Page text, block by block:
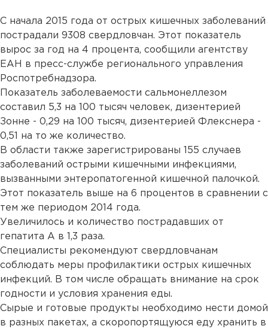
С начала 2015 года от острых кишечных заболеваний
пострадали 9308 свердловчан. Этот показатель
вырос за год на 4 процента, сообщили агентству
ЕАН в пресс-службе регионального управления
Роспотребнадзора.
Показатель заболеваемости сальмонеллезом
составил 5,3 на 100 тысяч человек, дизентерией
Зонне - 0,29 на 100 тысяч, дизентерией Флекснера -
0,51 на то же количество.
В области также зарегистрированы 155 случаев
заболеваний острыми кишечными инфекциями,
вызванными энтеропатогенной кишечной палочкой.
Этот показатель выше на 6 процентов в сравнении с
тем же периодом 2014 года.
Увеличилось и количество пострадавших от
гепатита А в 1,3 раза.
Специалисты рекомендуют свердловчанам
соблюдать меры профилактики острых кишечных
инфекций. В том числе обращать внимание на срок
годности и условия хранения еды.
Сырые и готовые продукты необходимо нести домой
в разных пакетах, а скоропортящуюся еду хранить в